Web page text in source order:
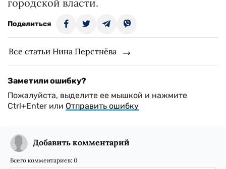
городской власти.
Поделиться
Все статьи Нина Перстнёва
Заметили ошибку?
Пожалуйста, выделите ее мышкой и нажмите
Ctrl+Enter или Отправить ошибку
Добавить комментарий
Всего комментариев: 0